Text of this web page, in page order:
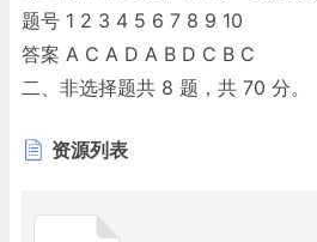
题号 1 2 3 4 5 6 7 8 9 10
答案 A C A D A B D C B C
二、非选择题共 8 题，共 70 分。
（1）原子 （1分）
（3）4Al＋3O2 2Al2O3 （2分）
资源列表